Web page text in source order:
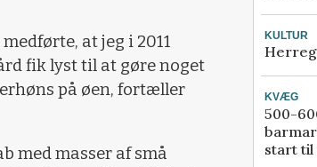
at jeg i 2011
fik lyst til at gøre noget
på øen, fortæller
med masser af små
KULTUR
KVÆG
500-
start til